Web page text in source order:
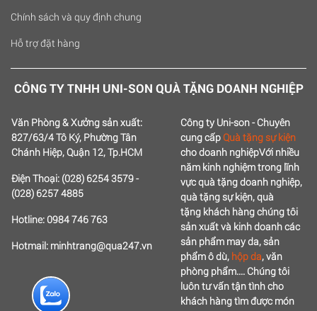
Chính sách và quy định chung
Hỗ trợ đặt hàng
CÔNG TY TNHH UNI-SON QUÀ TẶNG DOANH NGHIỆP
Văn Phòng & Xưởng sản xuất:
827/63/4 Tô Ký, Phường Tân
Chánh Hiệp, Quận 12, Tp.HCM
Điện Thoại: (028) 6254 3579 -
(028) 6257 4885
Hotline: 0984 746 763
Hotmail: minhtrang@qua247.vn
Công ty Uni-son - Chuyên
cung cấp Quà tặng sự kiện
cho doanh nghiệpVới nhiều
năm kinh nghiệm trong lĩnh
vực quà tặng doanh nghiệp,
quà tặng sự kiện, quà
tặng khách hàng chúng tôi
sản xuất và kinh doanh các
sản phẩm may da, sản
phẩm ô dù, hộp da, văn
phòng phẩm.... Chúng tôi
luôn tư vấn tận tình cho
khách hàng tìm được món